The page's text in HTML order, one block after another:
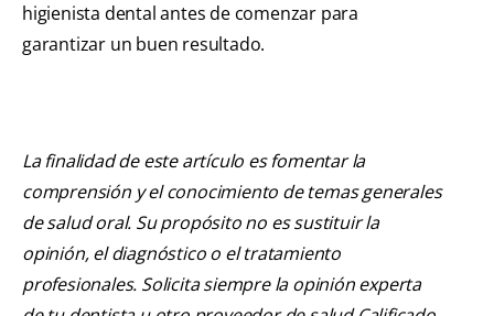
higienista dental antes de comenzar para
garantizar un buen resultado.
La finalidad de este artículo es fomentar la
comprensión y el conocimiento de temas generales
de salud oral. Su propósito no es sustituir la
opinión, el diagnóstico o el tratamiento
profesionales. Solicita siempre la opinión experta